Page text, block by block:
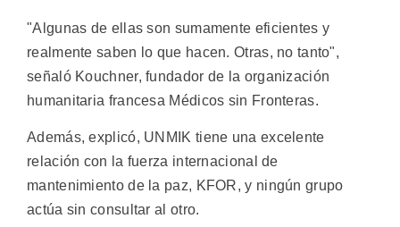
"Algunas de ellas son sumamente eficientes y
realmente saben lo que hacen. Otras, no tanto",
señaló Kouchner, fundador de la organización
humanitaria francesa Médicos sin Fronteras.
Además, explicó, UNMIK tiene una excelente
relación con la fuerza internacional de
mantenimiento de la paz, KFOR, y ningún grupo
actúa sin consultar al otro.